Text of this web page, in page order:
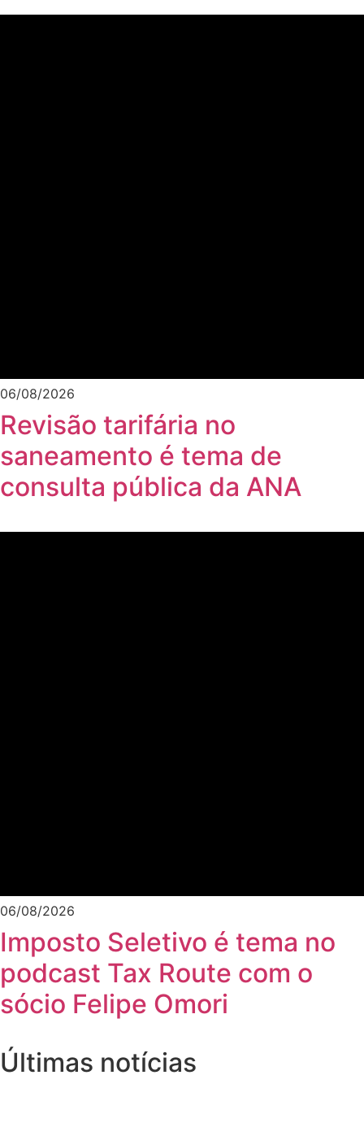
06/08/2026
Revisão tarifária no
saneamento é tema de
consulta pública da ANA
06/08/2026
Imposto Seletivo é tema no
podcast Tax Route com o
sócio Felipe Omori
Últimas notícias